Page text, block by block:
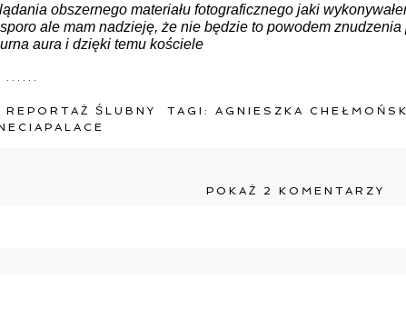
obszernego materiału fotograficznego jaki
ale mam nadzieję, że nie będzie to powodem
aura i dzięki temu kościele
......
REPORTAŻ ŚLUBNY TAGI: AGNIESZKA
POKAŻ 2 KOMENTARZY